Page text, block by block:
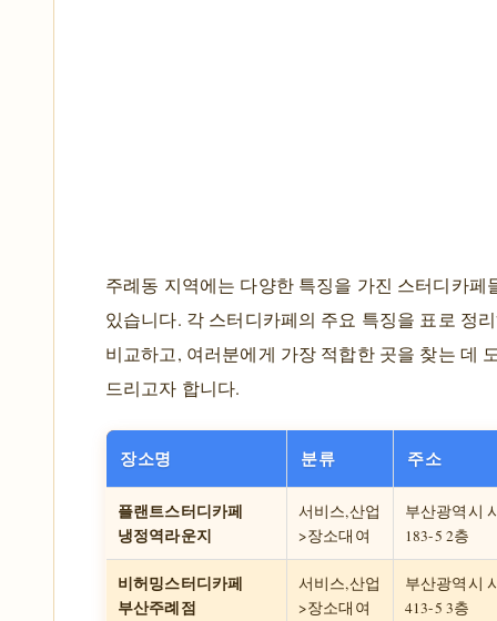
주례동 지역에는 다양한 특징을 가진 스터디카페
있습니다. 각 스터디카페의 주요 특징을 표로 정
비교하고, 여러분에게 가장 적합한 곳을 찾는 데
드리고자 합니다.
장소명 분류 주소
플랜트스터디카페
냉정역라운지
서비스,산업
>장소대여
부산광역시
183-5 2층
비허밍스터디카페
부산주례점
서비스,산업
>장소대여
부산광역시
413-5 3층